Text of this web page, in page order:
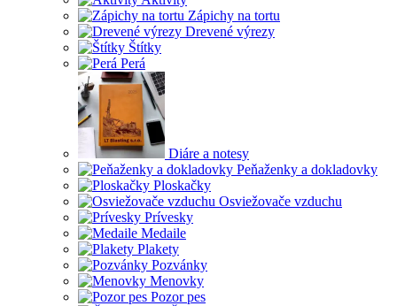
Zápichy na tortu
Drevené výrezy
Štítky
Perá
Diáre a notesy
Peňaženky a dokladovky
Ploskačky
Osviežovače vzduchu
Prívesky
Medaile
Plakety
Pozvánky
Menovky
Pozor pes